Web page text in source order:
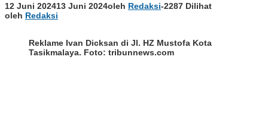
12 Juni 202413 Juni 2024oleh Redaksi-2287 Dilihat
oleh Redaksi
Reklame Ivan Dicksan di Jl. HZ Mustofa Kota
Tasikmalaya. Foto: tribunnews.com